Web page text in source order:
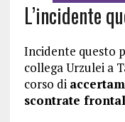
L’incidente
Incidente questo
collega Urzulei a
corso di
scontrate